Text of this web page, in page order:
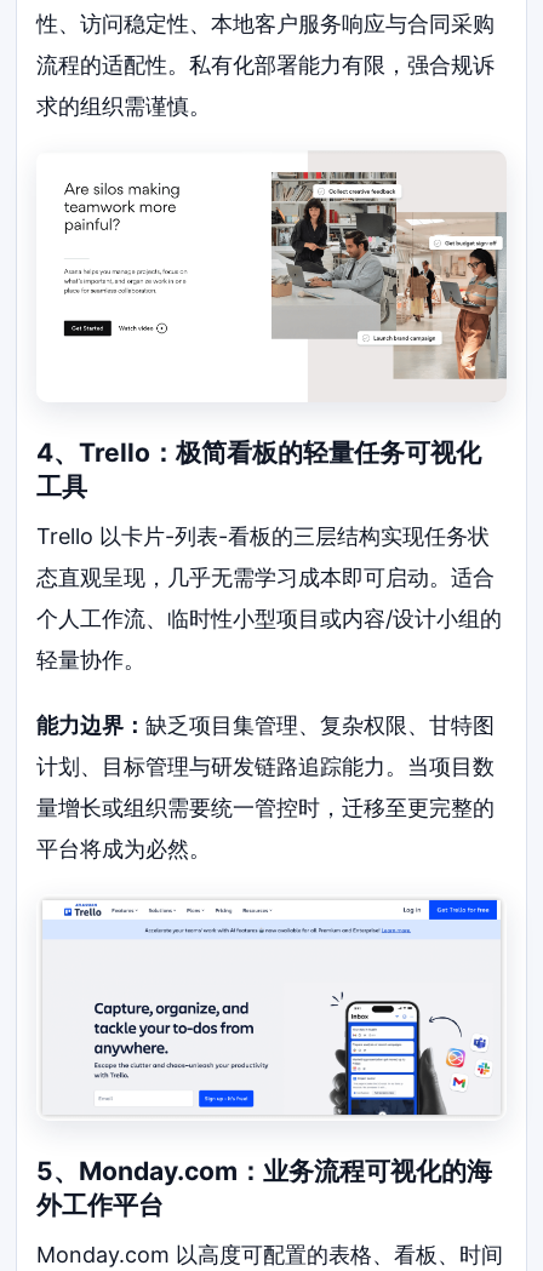
性、访问稳定性、本地客户服务响应与合同采购
流程的适配性。私有化部署能力有限，强合规诉
求的组织需谨慎。
4、Trello：极简看板的轻量任务可视化
工具
Trello 以卡片-列表-看板的三层结构实现任务状
态直观呈现，几乎无需学习成本即可启动。适合
个人工作流、临时性小型项目或内容/设计小组的
轻量协作。
能力边界：缺乏项目集管理、复杂权限、甘特图
计划、目标管理与研发链路追踪能力。当项目数
量增长或组织需要统一管控时，迁移至更完整的
平台将成为必然。
5、Monday.com：业务流程可视化的海
外工作平台
Monday.com 以高度可配置的表格、看板、时间